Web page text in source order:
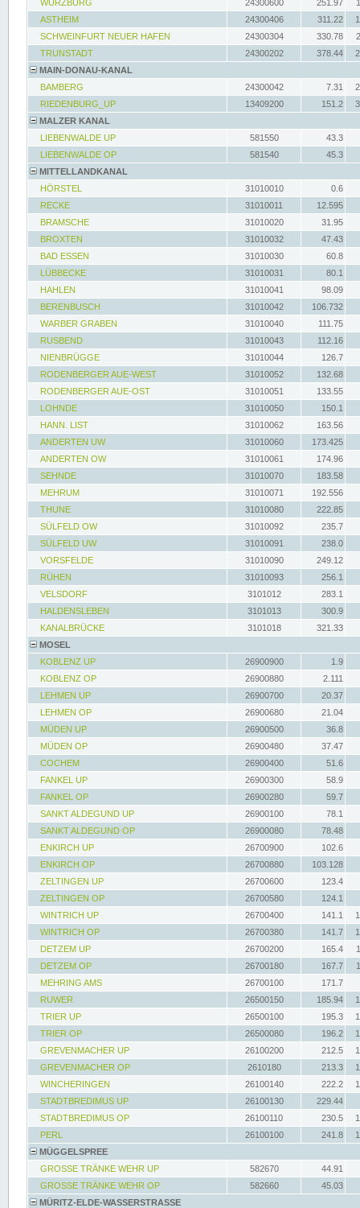
WÜRZBURG 24300600 251.97
ASTHEIM
24300406 311.22
SCHWEINFURT NEUER HAFEN
24300304 330.78
TRUNSTADT
24300202 378.44
MAIN-DONAU-KANAL
BAMBERG
24300042 7.31
RIEDENBURG_UP
13409200 151.2
MALZER KANAL
LIEBENWALDE UP
581550
43.3
LIEBENWALDE OP
581540
45.3
MITTELLANDKANAL
HÖRSTEL
31010010
0.6
RECKE
31010011
12.595
BRAMSCHE
31010020
31.95
BROXTEN
31010032
47.43
BAD ESSEN
31010030
60.8
LÜBBECKE
31010031
80.1
HAHLEN
31010041
98.09
BERENBUSCH
31010042
106.732
WARBER GRABEN
31010040
111.75
RUSBEND
31010043
112.16
NIENBRÜGGE
31010044
126.7
RODENBERGER AUE-WEST
31010052
132.68
RODENBERGER AUE-OST
31010051
133.55
LOHNDE
31010050
150.1
HANN. LIST
31010062
163.56
ANDERTEN UW
31010060
173.425
ANDERTEN OW
31010061
174.96
SEHNDE
31010070
183.58
MEHRUM
31010071
192.556
THUNE
31010080
222.85
SÜLFELD OW
31010092
235.7
SÜLFELD UW
31010091
238.0
VORSFELDE
31010090
249.12
RÜHEN
31010093
256.1
VELSDORF
3101012
283.1
HALDENSLEBEN
3101013
300.9
KANALBRÜCKE
3101018
321.33
MOSEL
KOBLENZ UP
26900900
1.9
KOBLENZ OP
26900880
2.111
LEHMEN UP
26900700
20.37
LEHMEN OP
26900680
21.04
MÜDEN UP
26900500
36.8
MÜDEN OP
26900480
37.47
COCHEM
26900400
51.6
FANKEL UP
26900300
58.9
FANKEL OP
26900280
59.7
SANKT ALDEGUND UP
26900100
78.1
SANKT ALDEGUND OP
26900080
78.48
ENKIRCH UP
26700900
102.6
ENKIRCH OP
26700880
103.128
ZELTINGEN UP
26700600
123.4
ZELTINGEN OP
26700580
124.1
WINTRICH UP
26700400 141.1
WINTRICH OP
26700380 141.7
DETZEM UP
26700200 165.4
DETZEM OP
26700180 167.7
MEHRING AMS
26700100
171.7
RUWER
26500150 185.94
TRIER UP
26500100 195.3
TRIER OP
26500080 196.2
GREVENMACHER UP
26100200 212.5
GREVENMACHER OP
2610180 213.3
WINCHERINGEN
26100140 222.2
STADTBREDIMUS UP
26100130
229.44
STADTBREDIMUS OP
26100110 230.5
PERL
26100100 241.8
MÜGGELSPREE
GROSSE TRÄNKE WEHR UP
582670
44.91
GROSSE TRÄNKE WEHR OP
582660
45.03
MÜRITZ-ELDE-WASSERSTRASSE